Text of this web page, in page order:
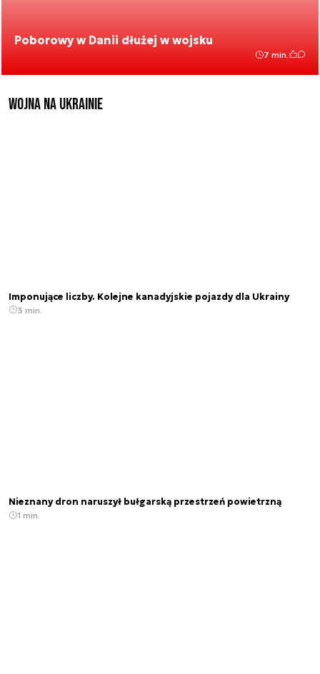
Poborowy w Danii dłużej w wojsku
7 min.
Wojna na Ukrainie
Imponujące liczby. Kolejne kanadyjskie pojazdy dla Ukrainy
3 min.
Nieznany dron naruszył bułgarską przestrzeń powietrzną
1 min.